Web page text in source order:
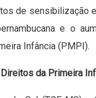
de sensibilização
e o
Infância (PMPI).
da Primeira